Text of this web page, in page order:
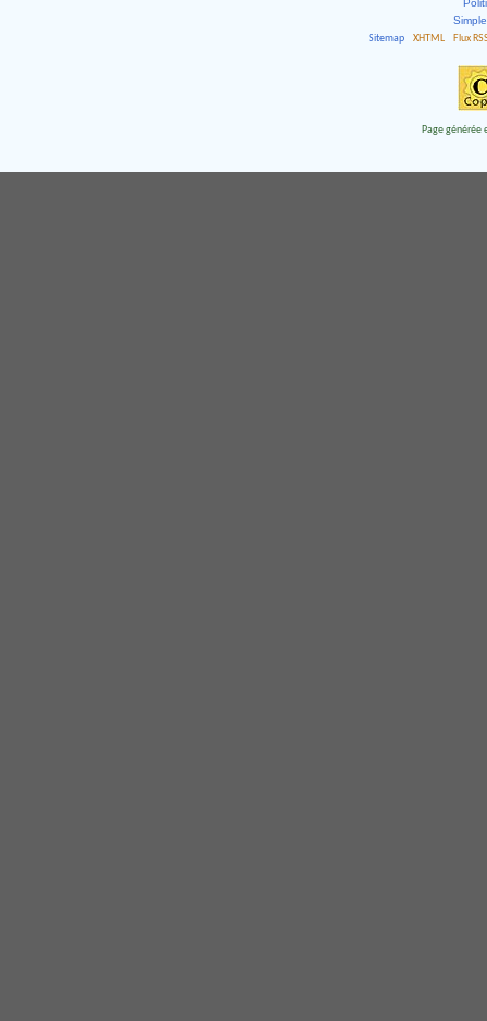
Sitemap
XHTML Flux
Page générée